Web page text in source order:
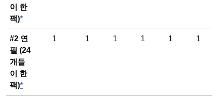
이 한
팩)*
#2 연
필 (24
개들
이 한
팩)*
1 1 1 1 1 1